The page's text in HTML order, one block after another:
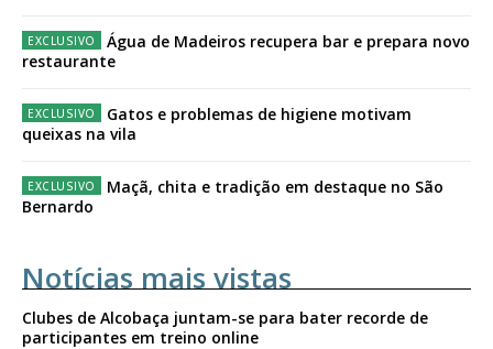
Água de Madeiros recupera bar e prepara novo
restaurante
Gatos e problemas de higiene motivam
queixas na vila
Maçã, chita e tradição em destaque no São
Bernardo
Notícias mais vistas
Clubes de Alcobaça juntam-se para bater recorde de
participantes em treino online